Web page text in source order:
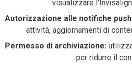
visualizzare
Autorizzazione alle notifiche
attività, aggiornamenti di
Permesso di archiviazione:
per ridurre il